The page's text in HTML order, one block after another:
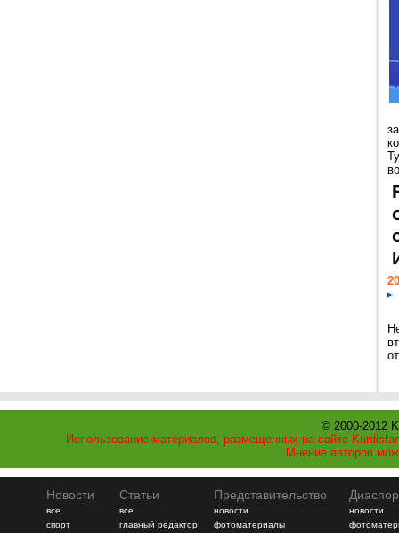
© 2000-2012
Использование материалов, размещенных на сайте
Мнение авторов
Новости
все
спорт
Статьи
все
главный редактор
Представительство
новости
фотоматериалы
новости